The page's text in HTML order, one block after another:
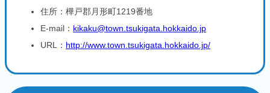
住所：樺戸郡月形町1219番地
E-mail： kikaku@town.tsukigata.hokkaido.jp
URL： http://www.town.tsukigata.hokkaido.jp/